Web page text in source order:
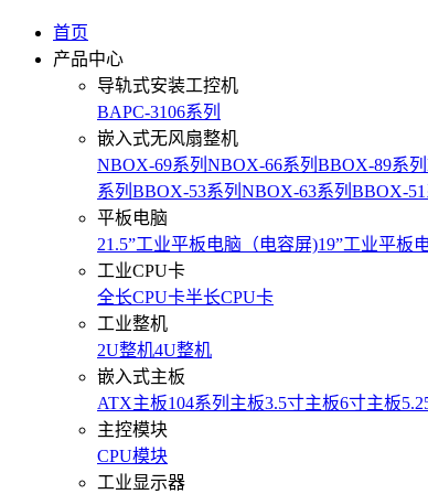
首页
产品中心
导轨式安装工控机
BAPC-3106系列
嵌入式无风扇整机
NBOX-69系列 NBOX-66系列 BBOX-89系列
系列 BBOX-53系列 NBOX-63系列 BBOX-51
平板电脑
21.5”工业平板电脑（电容屏)19”工业平板
工业CPU卡
全长CPU卡半长CPU卡
工业整机
2U整机4U整机
嵌入式主板
ATX主板104系列主板3.5寸主板6寸主板
主控模块
CPU模块
工业显示器